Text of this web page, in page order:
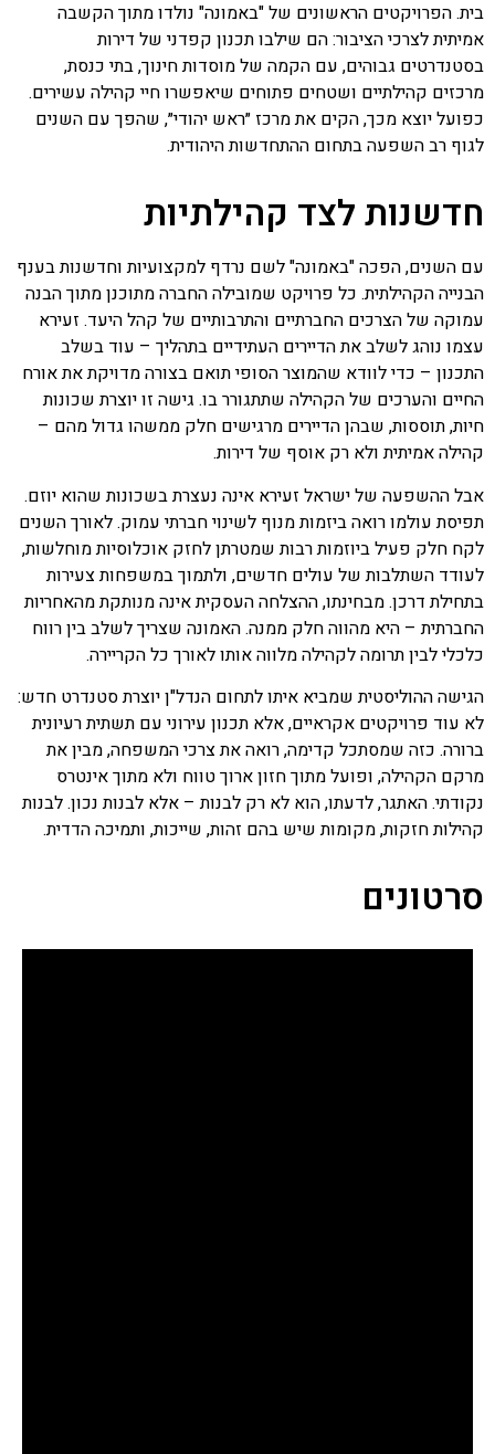
בית. הפרויקטים הראשונים של "באמונה" נולדו מתוך הקשבה
אמיתית לצרכי הציבור: הם שילבו תכנון קפדני של דירות
בסטנדרטים גבוהים, עם הקמה של מוסדות חינוך, בתי כנסת,
מרכזים קהילתיים ושטחים פתוחים שיאפשרו חיי קהילה עשירים.
כפועל יוצא מכך, הקים את מרכז ״ראש יהודי״, שהפך עם השנים
לגוף רב השפעה בתחום ההתחדשות היהודית.
חדשנות לצד קהילתיות
עם השנים, הפכה "באמונה" לשם נרדף למקצועיות וחדשנות בענף
הבנייה הקהילתית. כל פרויקט שמובילה החברה מתוכנן מתוך הבנה
עמוקה של הצרכים החברתיים והתרבותיים של קהל היעד. זעירא
עצמו נוהג לשלב את הדיירים העתידיים בתהליך – עוד בשלב
התכנון – כדי לוודא שהמוצר הסופי תואם בצורה מדויקת את אורח
החיים והערכים של הקהילה שתתגורר בו. גישה זו יוצרת שכונות
חיות, תוססות, שבהן הדיירים מרגישים חלק ממשהו גדול מהם –
קהילה אמיתית ולא רק אוסף של דירות.
אבל ההשפעה של ישראל זעירא אינה נעצרת בשכונות שהוא יוזם.
תפיסת עולמו רואה ביזמות מנוף לשינוי חברתי עמוק. לאורך השנים
לקח חלק פעיל ביוזמות רבות שמטרתן לחזק אוכלוסיות מוחלשות,
לעודד השתלבות של עולים חדשים, ולתמוך במשפחות צעירות
בתחילת דרכן. מבחינתו, ההצלחה העסקית אינה מנותקת מהאחריות
החברתית – היא מהווה חלק ממנה. האמונה שצריך לשלב בין רווח
כלכלי לבין תרומה לקהילה מלווה אותו לאורך כל הקריירה.
הגישה ההוליסטית שמביא איתו לתחום הנדל"ן יוצרת סטנדרט חדש:
לא עוד פרויקטים אקראיים, אלא תכנון עירוני עם תשתית רעיונית
ברורה. כזה שמסתכל קדימה, רואה את צרכי המשפחה, מבין את
מרקם הקהילה, ופועל מתוך חזון ארוך טווח ולא מתוך אינטרס
נקודתי. האתגר, לדעתו, הוא לא רק לבנות – אלא לבנות נכון. לבנות
קהילות חזקות, מקומות שיש בהם זהות, שייכות, ותמיכה הדדית.
סרטונים